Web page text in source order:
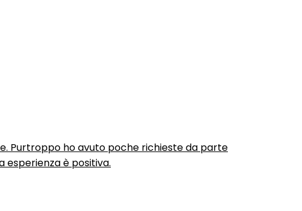
Purtroppo ho avuto poche richieste da parte
esperienza è positiva.